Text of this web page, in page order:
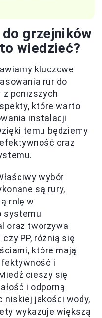
grzejników
wiedzieć?
kluczowe
rur do
z poniższych
które warto
instalacji
temu będziemy
oraz
wybór
są rury,
rolę w
systemu
oraz tworzywa
PP, różnią się
które mają
i
cieszy się
i odporną
niskiej jakości wody,
wykazuje większą